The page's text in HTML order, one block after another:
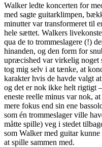
Walker ledte koncerten for
med sagte guitarklimpen,
minutter var transformeret til
hele sættet. Walkers
qua de to trommeslagere (!)
hinanden, og den form for
upræcished var virkelig noget
tog mig selv i at tænke, at
karakter hvis de havde valgt
og det er nok ikke helt rigtigt
eneste reelle minus var nok,
mere fokus end sin ene
som én trommeslager ville
måtte spille) veg i stedet
som Walker med guitar
at spille sammen med.